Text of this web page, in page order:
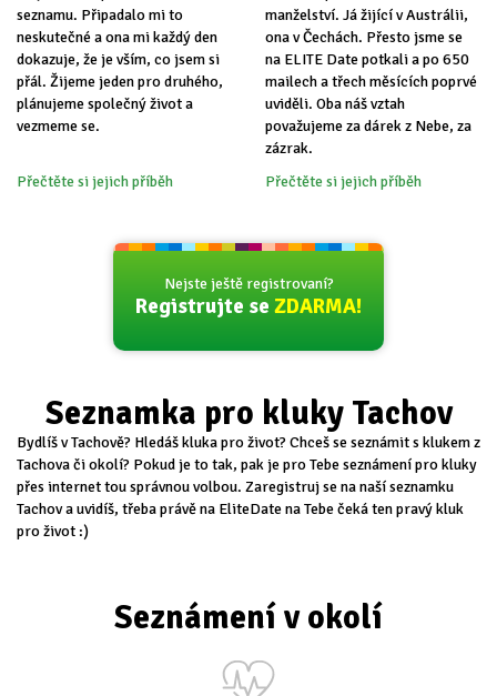
seznamu. Připadalo mi to
neskutečné a ona mi každý den
dokazuje, že je vším, co jsem si
přál. Žijeme jeden pro druhého,
plánujeme společný život a
vezmeme se.
Přečtěte si jejich příběh
manželství. Já žijící v Austrálii,
ona v Čechách. Přesto jsme se
na ELITE Date potkali a po 650
mailech a třech měsících poprvé
uviděli. Oba náš vztah
považujeme za dárek z Nebe, za
zázrak.
Přečtěte si jejich příběh
Nejste ještě registrovaní?
Registrujte se ZDARMA!
Seznamka pro kluky Tachov
Bydlíš v Tachově? Hledáš kluka pro život? Chceš se seznámit s klukem z
Tachova či okolí? Pokud je to tak, pak je pro Tebe seznámení pro kluky
přes internet tou správnou volbou. Zaregistruj se na naší seznamku
Tachov a uvidíš, třeba právě na EliteDate na Tebe čeká ten pravý kluk
pro život :)
Seznámení v okolí